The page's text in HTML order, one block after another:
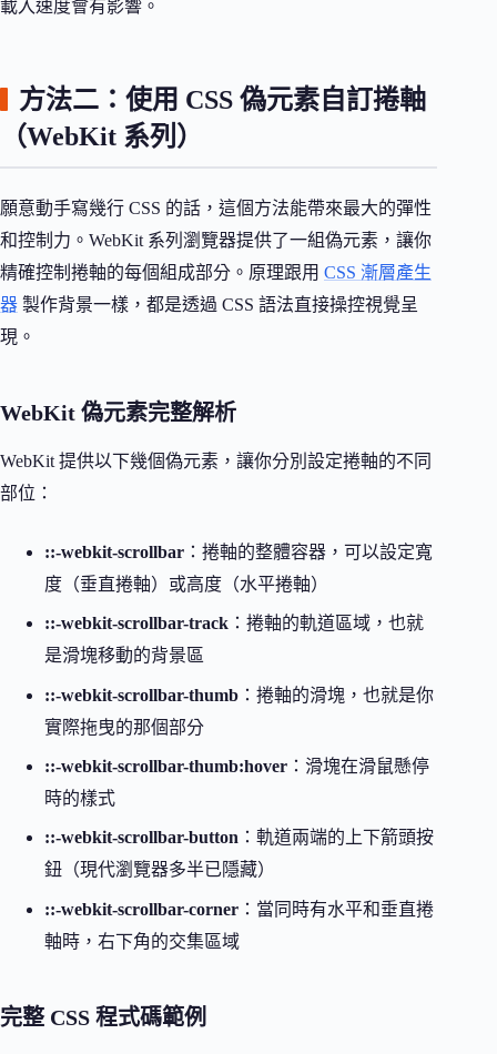
載入速度會有影響。
方法二：使用 CSS 偽元素自訂捲軸
（WebKit 系列）
願意動手寫幾行 CSS 的話，這個方法能帶來最大的彈性
和控制力。WebKit 系列瀏覽器提供了一組偽元素，讓你
精確控制捲軸的每個組成部分。原理跟用 CSS 漸層產生
器 製作背景一樣，都是透過 CSS 語法直接操控視覺呈
現。
WebKit 偽元素完整解析
WebKit 提供以下幾個偽元素，讓你分別設定捲軸的不同
部位：
::-webkit-scrollbar ：捲軸的整體容器，可以設定寬
度（垂直捲軸）或高度（水平捲軸）
::-webkit-scrollbar-track ：捲軸的軌道區域，也就
是滑塊移動的背景區
::-webkit-scrollbar-thumb ：捲軸的滑塊，也就是你
實際拖曳的那個部分
::-webkit-scrollbar-thumb:hover ：滑塊在滑鼠懸停
時的樣式
::-webkit-scrollbar-button ：軌道兩端的上下箭頭按
鈕（現代瀏覽器多半已隱藏）
::-webkit-scrollbar-corner ：當同時有水平和垂直捲
軸時，右下角的交集區域
完整 CSS 程式碼範例